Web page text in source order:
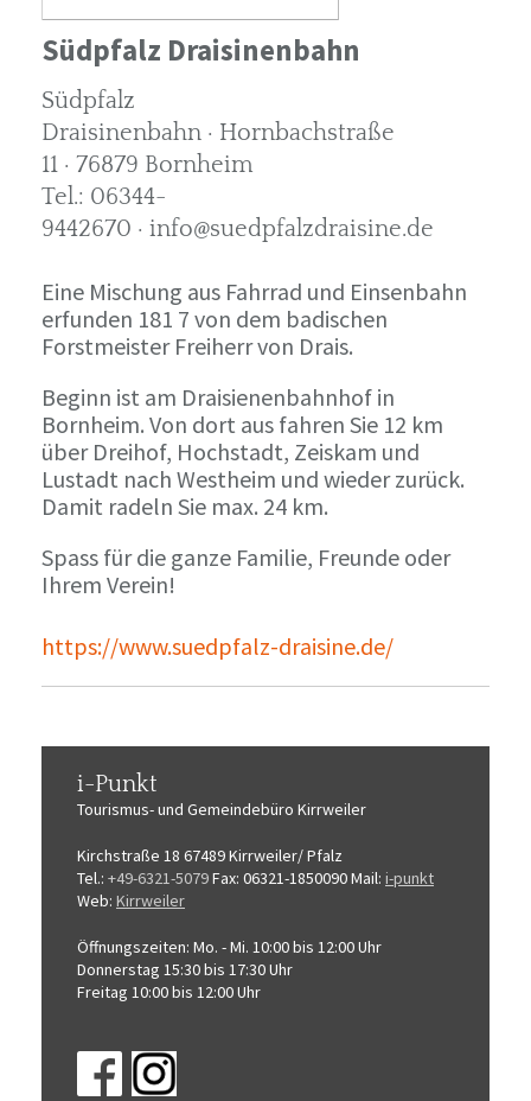
Südpfalz Draisinenbahn
Südpfalz
Draisinenbahn · Hornbachstraße
11 · 76879 Bornheim
Tel.: 06344-
9442670 · info@suedpfalzdraisine.de
Eine Mischung aus Fahrrad und Einsenbahn
erfunden 181 7 von dem badischen
Forstmeister Freiherr von Drais.
Beginn ist am Draisienenbahnhof in
Bornheim. Von dort aus fahren Sie 12 km
über Dreihof, Hochstadt, Zeiskam und
Lustadt nach Westheim und wieder zurück.
Damit radeln Sie max. 24 km.
Spass für die ganze Familie, Freunde oder
Ihrem Verein!
https://www.suedpfalz-draisine.de/
i-Punkt
Tourismus-und Gemeindebüro Kirrweiler
Kirchstraße 18 67489 Kirrweiler/ Pfalz
Tel.: +49-6321-5079Fax: 06321-1850090Mail: i-punkt
Web: Kirrweiler
Öffnungszeiten: Mo. - Mi. 10:00 bis 12:00 Uhr
Donnerstag 15:30 bis 17:30 Uhr
Freitag 10:00 bis 12:00 Uhr